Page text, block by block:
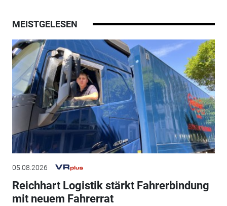
MEISTGELESEN
05.08.2026
Reichhart Logistik stärkt Fahrerbindung
mit neuem Fahrerrat